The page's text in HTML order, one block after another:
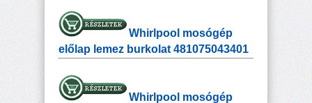
Whirlpool mosógép
előlap lemez burkolat 481075043401
Whirlpool mosógép